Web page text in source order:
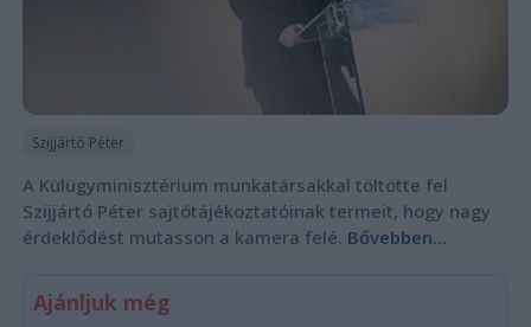
Szijjártó Péter
A Külügyminisztérium munkatársakkal töltötte fel
Szijjártó Péter sajtótájékoztatóinak termeit, hogy nagy
érdeklődést mutasson a kamera felé. Bővebben...
Ajánljuk még